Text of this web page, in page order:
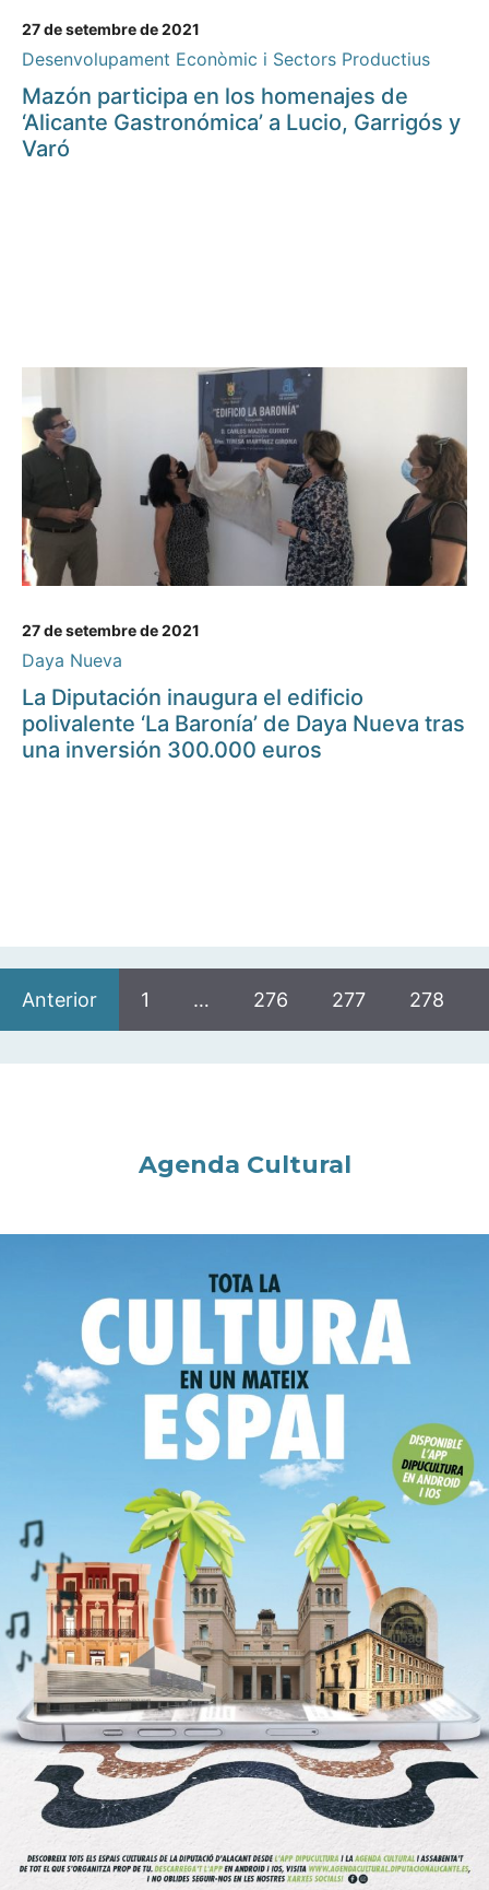
27 de setembre de 2021
Desenvolupament Econòmic i Sectors Productius
Mazón participa en los homenajes de
‘Alicante Gastronómica’ a Lucio, Garrigós y
Varó
27 de setembre de 2021
Daya Nueva
La Diputación inaugura el edificio
polivalente ‘La Baronía’ de Daya Nueva tras
una inversión 300.000 euros
Anterior 1 … 276 277 278
Agenda Cultural